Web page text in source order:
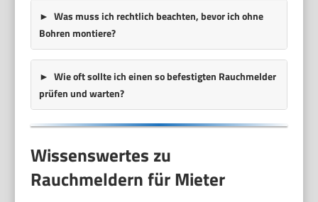
Was muss ich rechtlich beachten, bevor ich ohne
Bohren montiere?
Wie oft sollte ich einen so befestigten Rauchmelder
prüfen und warten?
Wissenswertes zu
Rauchmeldern für Mieter